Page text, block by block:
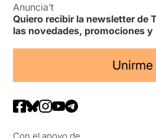
Anuncia’t
Quiero recibir la newsletter de
las novedades, promociones
Unirme